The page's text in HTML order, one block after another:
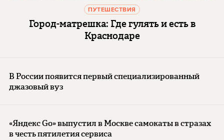
ПУТЕШЕСТВИЯ
Город-матрешка: Где гулять и есть в
Краснодаре
В России появится первый специализированный
джазовый вуз
«Яндекс Go» выпустил в Москве самокаты в стразах
в честь пятилетия сервиса